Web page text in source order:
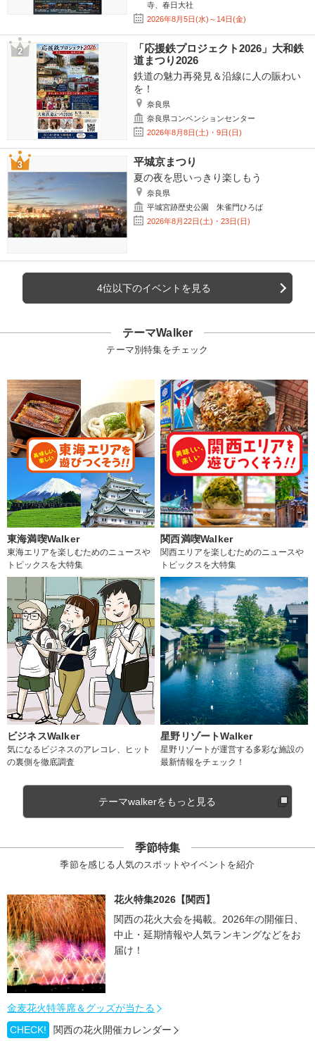
寺、春日大社
2026年8月5日(水)～14日(金)
「応援鉄プロジェクト2026」大和鉄
道まつり2026
鉄道の魅力再発見＆沿線に人の賑わい
を！
奈良県
奈良県コンベンションセンター
2026年8月8日(土)・9日(日)
平城京まつり
夏の夜を思いっきり楽しもう
奈良県
平城宮跡歴史公園 朱雀門ひろば
2026年8月22日(土)・23日(日)
4位以下のイベントを見る
テーマWalker
テーマ別特集をチェック
東海満喫Walker
東海エリアを楽しむためのニュースや
トピックスを大特集
関西満喫Walker
関西エリアを楽しむためのニュースや
トピックスを大特集
ビジネスWalker
気になるビジネスのアレコレ、ヒット
の裏側を徹底調査
星野リゾートWalker
星野リゾートが運営する多彩な施設の
最新情報をチェック！
テーマwalkerをもっと見る
季節特集
季節を感じる人気のスポットやイベントを紹介
花火特集2026【関西】
関西の花火大会を掲載。2026年の開催日、
中止・延期情報や人気ランキングなどをお
届け！
金麦花火特等席＆グッズが当たる
CHECK!
関西の花火開催カレンダー